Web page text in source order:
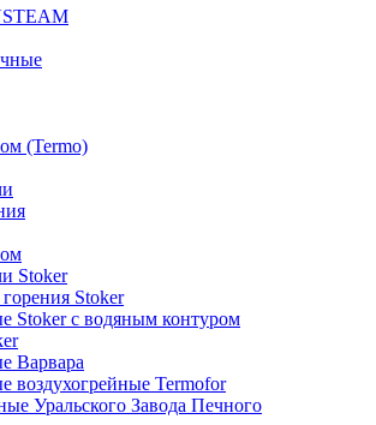
(Termo)
Stoker
Stoker
Stoker с водяным контуром
Варвара
воздухогрейные Termofor
Уральского Завода Печного